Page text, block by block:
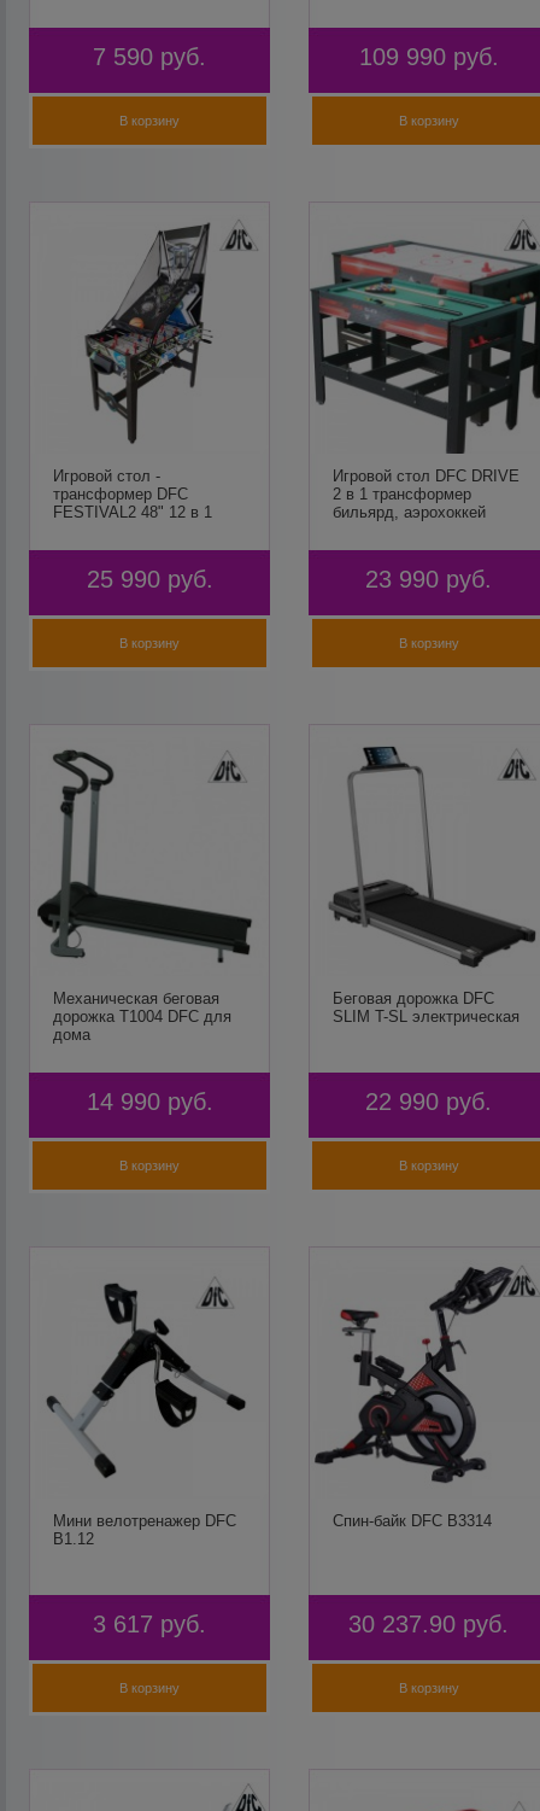
7 590 руб.
В корзину
109 990 руб.
В корзину
Игровой стол -
трансформер DFC
FESTIVAL2 48" 12 в 1
25 990 руб.
В корзину
Игровой стол DFC DRIVE
2 в 1 трансформер
бильярд, аэрохоккей
23 990 руб.
В корзину
Механическая беговая
дорожка T1004 DFC для
дома
14 990 руб.
В корзину
Беговая дорожка DFC
SLIM T-SL электрическая
22 990 руб.
В корзину
Мини велотренажер DFC
B1.12
3 617 руб.
В корзину
Спин-байк DFC B3314
30 237.90 руб.
В корзину